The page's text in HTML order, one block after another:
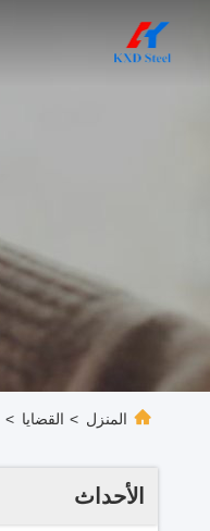
المنزل > القضايا >
الأحداث